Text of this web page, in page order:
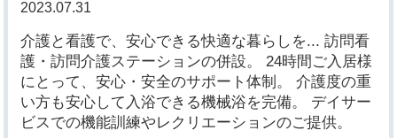
2023.07.31
介護と看護で、安心できる快適な暮らしを... 訪問看
護・訪問介護ステーションの併設。 24時間ご入居様
にとって、安心・安全のサポート体制。 介護度の重
い方も安心して入浴できる機械浴を完備。 デイサー
ビスでの機能訓練やレクリエーションのご提供。